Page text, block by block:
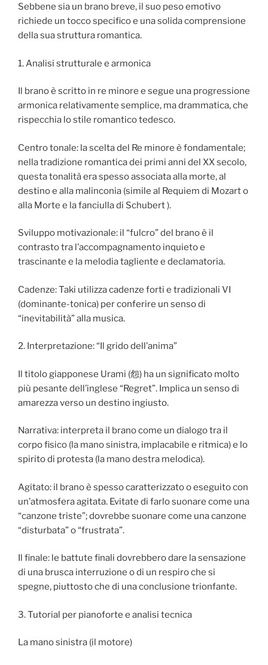
Sebbene sia un brano breve, il suo peso emotivo
richiede un tocco specifico e una solida comprensione
della sua struttura romantica.
1. Analisi strutturale e armonica
Il brano è scritto in re minore e segue una progressione
armonica relativamente semplice, ma drammatica, che
rispecchia lo stile romantico tedesco.
Centro tonale: la scelta del Re minore è fondamentale;
nella tradizione romantica dei primi anni del XX secolo,
questa tonalità era spesso associata alla morte, al
destino e alla malinconia (simile al Requiem di Mozart o
alla Morte e la fanciulla di Schubert ).
Sviluppo motivazionale: il “fulcro” del brano è il
contrasto tra l’accompagnamento inquieto e
trascinante e la melodia tagliente e declamatoria.
Cadenze: Taki utilizza cadenze forti e tradizionali VI
(dominante-tonica) per conferire un senso di
“inevitabilità” alla musica.
2. Interpretazione: “Il grido dell’anima”
Il titolo giapponese Urami (怨) ha un significato molto
più pesante dell’inglese “Regret”. Implica un senso di
amarezza verso un destino ingiusto.
Narrativa: interpreta il brano come un dialogo tra il
corpo fisico (la mano sinistra, implacabile e ritmica) e lo
spirito di protesta (la mano destra melodica).
Agitato: il brano è spesso caratterizzato o eseguito con
un’atmosfera agitata. Evitate di farlo suonare come una
“canzone triste”; dovrebbe suonare come una canzone
“disturbata” o “frustrata”.
Il finale: le battute finali dovrebbero dare la sensazione
di una brusca interruzione o di un respiro che si
spegne, piuttosto che di una conclusione trionfante.
3. Tutorial per pianoforte e analisi tecnica
La mano sinistra (il motore)